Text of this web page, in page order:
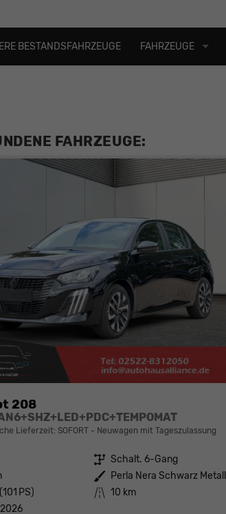
BESTANDSFAHRZEUGE FAHRZEUGE
FAHRZEUGE:
208
Lieferzeit: SOFORT Neuwagen mit Tageszulassung
Getriebe Schalt. 6-Gang
Außenfarbe
PS) Kilometerstand 10 km